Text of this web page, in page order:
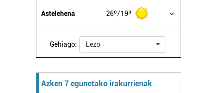
Astelehena 26º 19º
Gehiago: Lezo
Azken 7 egunetako irakurrienak